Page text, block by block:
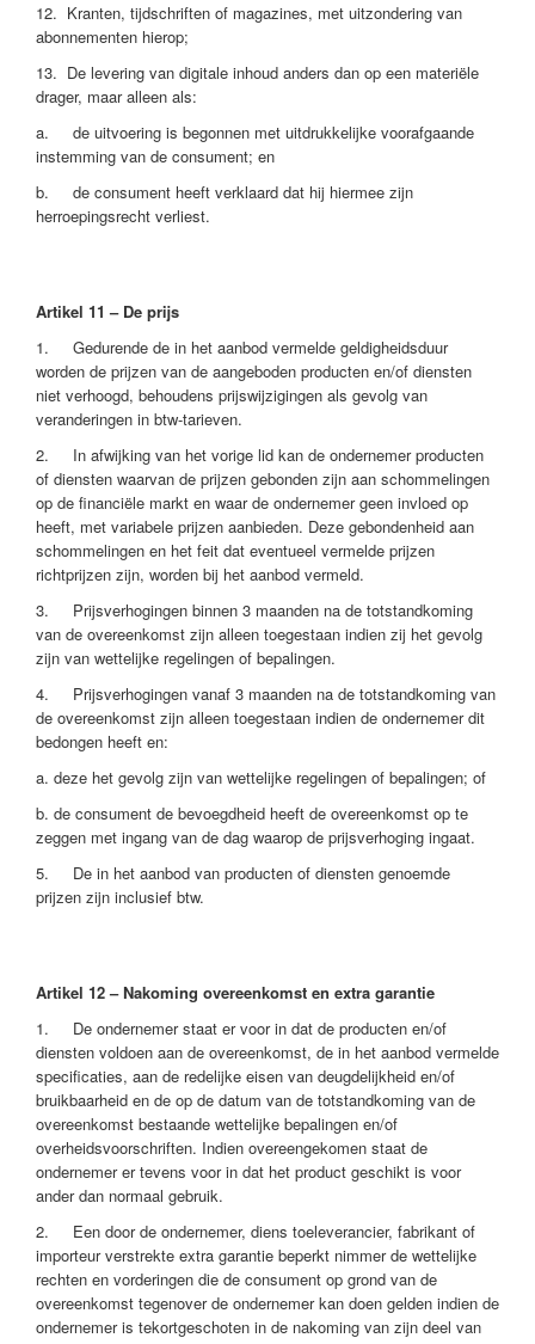
12. Kranten, tijdschriften of magazines, met uitzondering van
abonnementen hierop;
13. De levering van digitale inhoud anders dan op een materiële
drager, maar alleen als:
a. de uitvoering is begonnen met uitdrukkelijke voorafgaande
instemming van de consument; en
b. de consument heeft verklaard dat hij hiermee zijn
herroepingsrecht verliest.
Artikel 11 – De prijs
1. Gedurende de in het aanbod vermelde geldigheidsduur
worden de prijzen van de aangeboden producten en/of diensten
niet verhoogd, behoudens prijswijzigingen als gevolg van
veranderingen in btw-tarieven.
2. In afwijking van het vorige lid kan de ondernemer producten
of diensten waarvan de prijzen gebonden zijn aan schommelingen
op de financiële markt en waar de ondernemer geen invloed op
heeft, met variabele prijzen aanbieden. Deze gebondenheid aan
schommelingen en het feit dat eventueel vermelde prijzen
richtprijzen zijn, worden bij het aanbod vermeld.
3. Prijsverhogingen binnen 3 maanden na de totstandkoming
van de overeenkomst zijn alleen toegestaan indien zij het gevolg
zijn van wettelijke regelingen of bepalingen.
4. Prijsverhogingen vanaf 3 maanden na de totstandkoming van
de overeenkomst zijn alleen toegestaan indien de ondernemer dit
bedongen heeft en:
a. deze het gevolg zijn van wettelijke regelingen of bepalingen; of
b. de consument de bevoegdheid heeft de overeenkomst op te
zeggen met ingang van de dag waarop de prijsverhoging ingaat.
5. De in het aanbod van producten of diensten genoemde
prijzen zijn inclusief btw.
Artikel 12 – Nakoming overeenkomst en extra garantie
1. De ondernemer staat er voor in dat de producten en/of
diensten voldoen aan de overeenkomst, de in het aanbod vermelde
specificaties, aan de redelijke eisen van deugdelijkheid en/of
bruikbaarheid en de op de datum van de totstandkoming van de
overeenkomst bestaande wettelijke bepalingen en/of
overheidsvoorschriften. Indien overeengekomen staat de
ondernemer er tevens voor in dat het product geschikt is voor
ander dan normaal gebruik.
2. Een door de ondernemer, diens toeleverancier, fabrikant of
importeur verstrekte extra garantie beperkt nimmer de wettelijke
rechten en vorderingen die de consument op grond van de
overeenkomst tegenover de ondernemer kan doen gelden indien de
ondernemer is tekortgeschoten in de nakoming van zijn deel van